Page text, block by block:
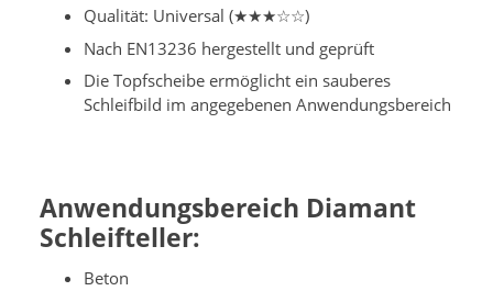
Qualität: Universal (★★★☆☆)
Nach EN13236 hergestellt und geprüft
Die Topfscheibe ermöglicht ein sauberes
Schleifbild im angegebenen Anwendungsbereich
Anwendungsbereich Diamant
Schleifteller:
Beton